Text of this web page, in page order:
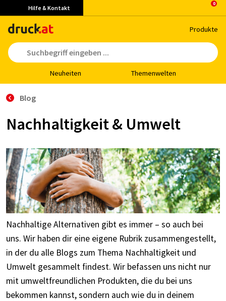
Hilfe & Kontakt
Pro­duk­te
Neu­hei­ten The­men­wel­ten
Blog
Nachhaltigkeit & Umwelt
Nachhaltige Alternativen gibt es immer – so auch bei
uns. Wir haben dir eine eigene Rubrik zusammengestellt,
in der du alle Blogs zum Thema Nachhaltigkeit und
Umwelt gesammelt findest. Wir befassen uns nicht nur
mit umweltfreundlichen Produkten, die du bei uns
bekommen kannst, sondern auch wie du in deinem